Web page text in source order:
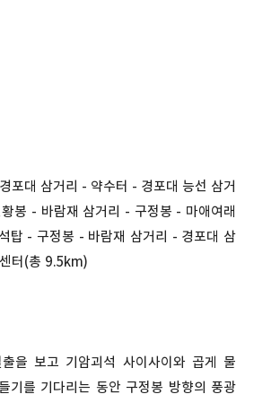
포대 삼거리 - 약수터 - 경포대 능선 삼거
봉 - 바람재 삼거리 - 구정봉 - 마애여래
탑 - 구정봉 - 바람재 삼거리 - 경포대 삼
터(총 9.5km)
을 보고 기암괴석 사이사이와 곱게 물
기를 기다리는 동안 구정봉 방향의 풍광